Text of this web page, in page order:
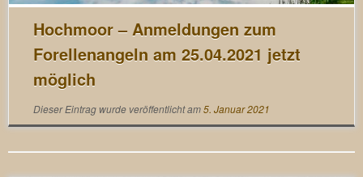
Hochmoor – Anmeldungen zum
Forellenangeln am 25.04.2021 jetzt
möglich
Dieser Eintrag wurde veröffentlicht am5. Januar 2021